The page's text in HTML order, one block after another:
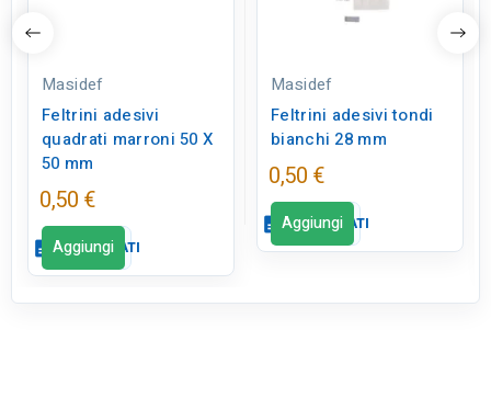
Masidef
Feltrini adesivi
quadrati marroni 50 X
50 mm
0,50 €
descriptionSCHEDA DATI
Aggiungi
Masidef
Feltrini adesivi tondi
bianchi 28 mm
0,50 €
descriptionSCHEDA DATI
Scheda dati close
Aggiungi